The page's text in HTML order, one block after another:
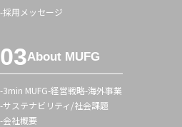
タ
ニ
ュ
ー
採用メッセージ
About MUFG
3min MUFG 経営戦略 海外事業
サステナビリティ/社会課題
会社概要